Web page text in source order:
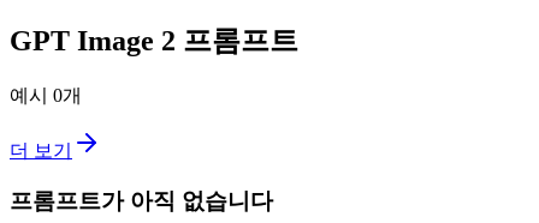
GPT Image 2 프롬프트
예시 0개
더 보기
프롬프트가 아직 없습니다